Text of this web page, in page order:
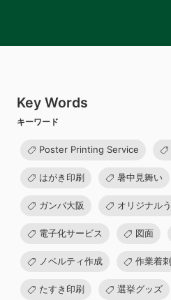
Key Words
キーワード
Poster Printing Service
はがき印刷 暑中見舞い
ガンバ大阪 オリジナル
電子化サービス 図面
ノベルティ作成 作業着
たすき印刷 選挙グッズ